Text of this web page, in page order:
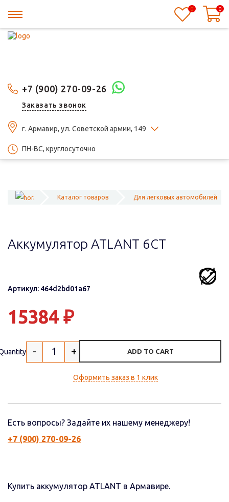
+7 (900) 270-09-26
Заказать звонок
г. Армавир, ул. Советской армии, 149
ПН-ВС, круглосуточно
0 0
Каталог товаров Для легковых автомобилей
Аккумулятор ATLANT 6СТ
Артикул: 464d2bd01a67
15384 ₽
- + ADD TO CART
Оформить заказ в 1 клик
Есть вопросы? Задайте их нашему менеджеру!
+7 (900) 270-09-26
Купить аккумулятор ATLANT в Армавире.